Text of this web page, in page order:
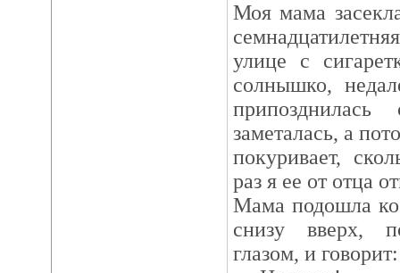
Моя мама
улице с
солнышко,
заметалась, а
покуривает,
раз я ее от отца
Мама подошла
снизу вверх,
глазом, и говорит: